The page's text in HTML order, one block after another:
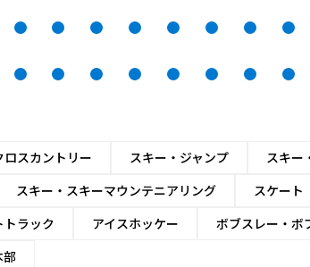
ロスカントリー スキー・ジャンプ
スキー
スキー・スキーマウンテニアリング スケート
トラック アイスホッケー ボブスレー・ボ
部